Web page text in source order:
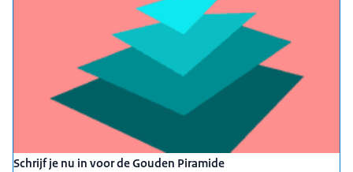
Schrijf je nu in voor de Gouden Piramide